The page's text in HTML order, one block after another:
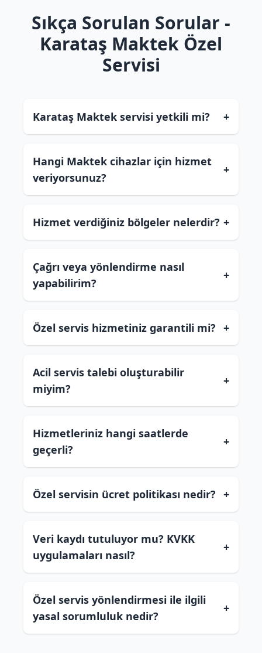
Sıkça Sorulan Sorular -
Karataş Maktek Özel
Servisi
Karataş Maktek servisi yetkili mi? +
Hangi Maktek cihazlar için hizmet
veriyorsunuz?
+
Hizmet verdiğiniz bölgeler nelerdir? +
Çağrı veya yönlendirme nasıl
yapabilirim?
+
Özel servis hizmetiniz garantili mi? +
Acil servis talebi oluşturabilir
miyim?
+
Hizmetleriniz hangi saatlerde
geçerli?
+
Özel servisin ücret politikası nedir? +
Veri kaydı tutuluyor mu? KVKK
uygulamaları nasıl?
+
Özel servis yönlendirmesi ile ilgili
yasal sorumluluk nedir?
+